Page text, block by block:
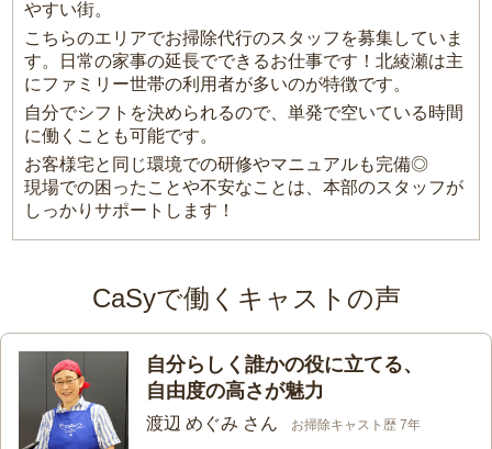
やすい街。
こちらのエリアでお掃除代行のスタッフを募集していま
す。日常の家事の延長でできるお仕事です！北綾瀬は主
にファミリー世帯の利用者が多いのが特徴です。
自分でシフトを決められるので、単発で空いている時間
に働くことも可能です。
お客様宅と同じ環境での研修やマニュアルも完備◎
現場での困ったことや不安なことは、本部のスタッフが
しっかりサポートします！
CaSyで働くキャストの声
自分らしく誰かの役に立てる、
自由度の高さが魅力
渡辺 めぐみ さん お掃除キャスト歴 7年